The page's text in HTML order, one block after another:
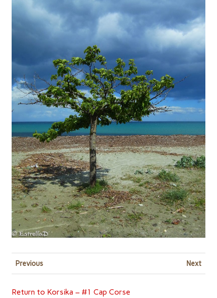
Previous Next
Return to Korsika – #1 Cap Corse